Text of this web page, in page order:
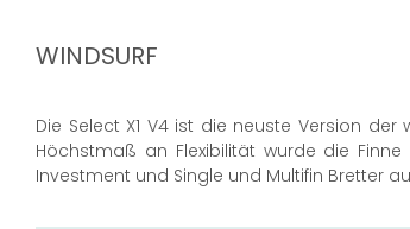
WINDSURF
Die Select X1 V4 ist die neuste Version
Höchstmaß an Flexibilität wurde die
Investment und Single und Multifin Bretter